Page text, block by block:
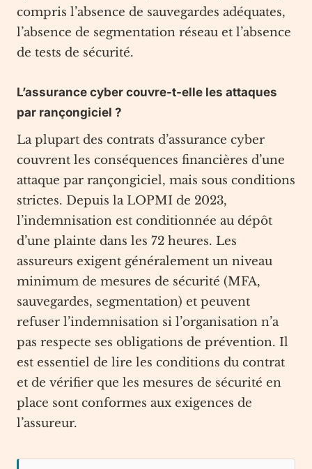
compris l’absence de sauvegardes adéquates,
l’absence de segmentation réseau et l’absence
de tests de sécurité.
L’assurance cyber couvre-t-elle les attaques
par rançongiciel ?
La plupart des contrats d’assurance cyber
couvrent les conséquences financières d’une
attaque par rançongiciel, mais sous conditions
strictes. Depuis la LOPMI de 2023,
l’indemnisation est conditionnée au dépôt
d’une plainte dans les 72 heures. Les
assureurs exigent généralement un niveau
minimum de mesures de sécurité (MFA,
sauvegardes, segmentation) et peuvent
refuser l’indemnisation si l’organisation n’a
pas respecte ses obligations de prévention. Il
est essentiel de lire les conditions du contrat
et de vérifier que les mesures de sécurité en
place sont conformes aux exigences de
l’assureur.